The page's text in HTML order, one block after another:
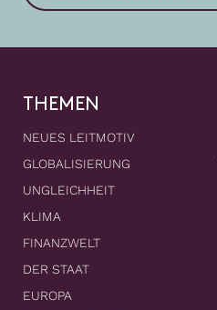
THEMEN
NEUES LEITMOTIV
GLOBALISIERUNG
UNGLEICHHEIT
KLIMA
FINANZWELT
DER STAAT
EUROPA